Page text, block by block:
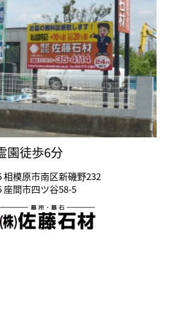
園徒歩6分
相模原市南区新磯野232
座間市四ツ谷58-5